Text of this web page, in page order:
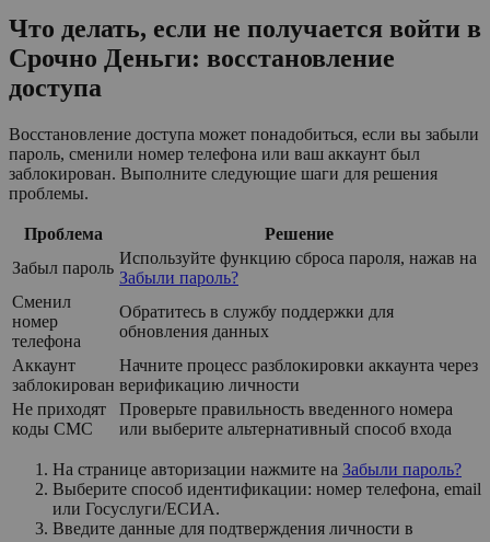
Что делать, если не получается войти в
Срочно Деньги: восстановление
доступа
Восстановление доступа может понадобиться, если вы забыли
пароль, сменили номер телефона или ваш аккаунт был
заблокирован. Выполните следующие шаги для решения
проблемы.
Проблема
Решение
Забыл пароль
Используйте функцию сброса пароля, нажав на
Забыли пароль?
Сменил
номер
телефона
Обратитесь в службу поддержки для
обновления данных
Аккаунт
заблокирован
Начните процесс разблокировки аккаунта через
верификацию личности
Не приходят
коды СМС
Проверьте правильность введенного номера
или выберите альтернативный способ входа
На странице авторизации нажмите на Забыли пароль?
Выберите способ идентификации: номер телефона, email
или Госуслуги/ЕСИА.
Введите данные для подтверждения личности в